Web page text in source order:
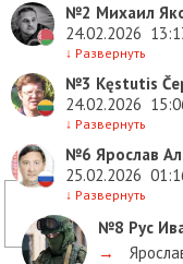
№2 Михаил
24.02.2026
↓ Развернуть
№3 Kęstutis
24.02.2026
↓ Развернуть
№6 Ярослав
25.02.2026
↓ Развернуть
№8 Рус
→